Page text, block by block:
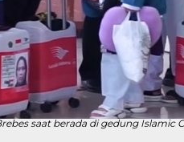
saat berada di gedung Islamic